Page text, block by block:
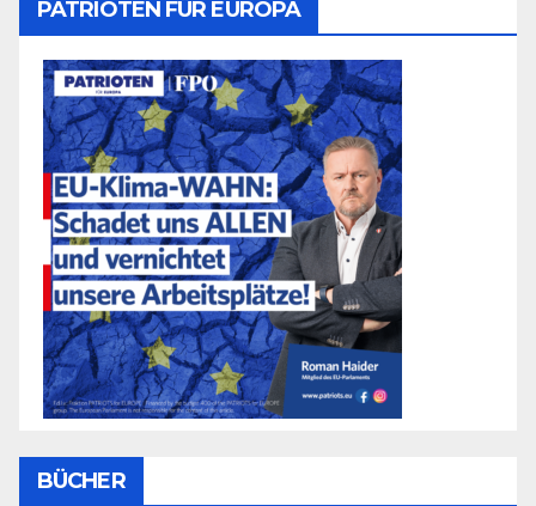
PATRIOTEN FÜR EUROPA
BÜCHER